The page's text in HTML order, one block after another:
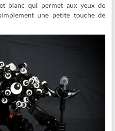
blanc qui permet aux yeux de
une petite touche de